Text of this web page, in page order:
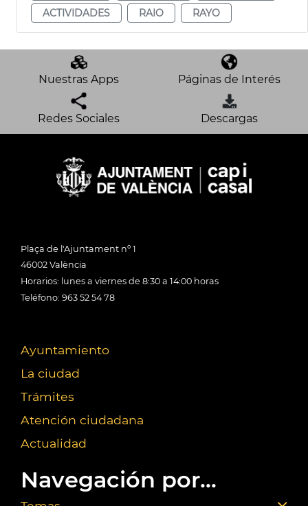
ACTIVIDADES
RAIO RAYO
Nuestras Apps Páginas de Interés
Redes Sociales Descargas
Plaça de l'Ajuntament nº 1
46002 València
Horarios: lunes a viernes de 8:30 a 14:00 horas
Teléfono: 963 52 54 78
Ayuntamiento
La ciudad
Trámites
Atención ciudadana
Actualidad
Navegación por...